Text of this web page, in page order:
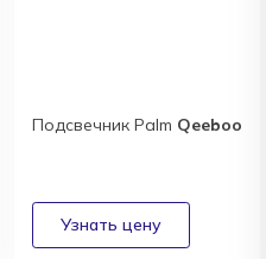
Подсвечник Palm Qeeboo